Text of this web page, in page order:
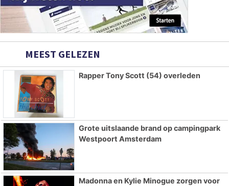
MEEST GELEZEN
Rapper Tony Scott (54) overleden
Grote uitslaande brand op campingpark
Westpoort Amsterdam
Madonna en Kylie Minogue zorgen voor